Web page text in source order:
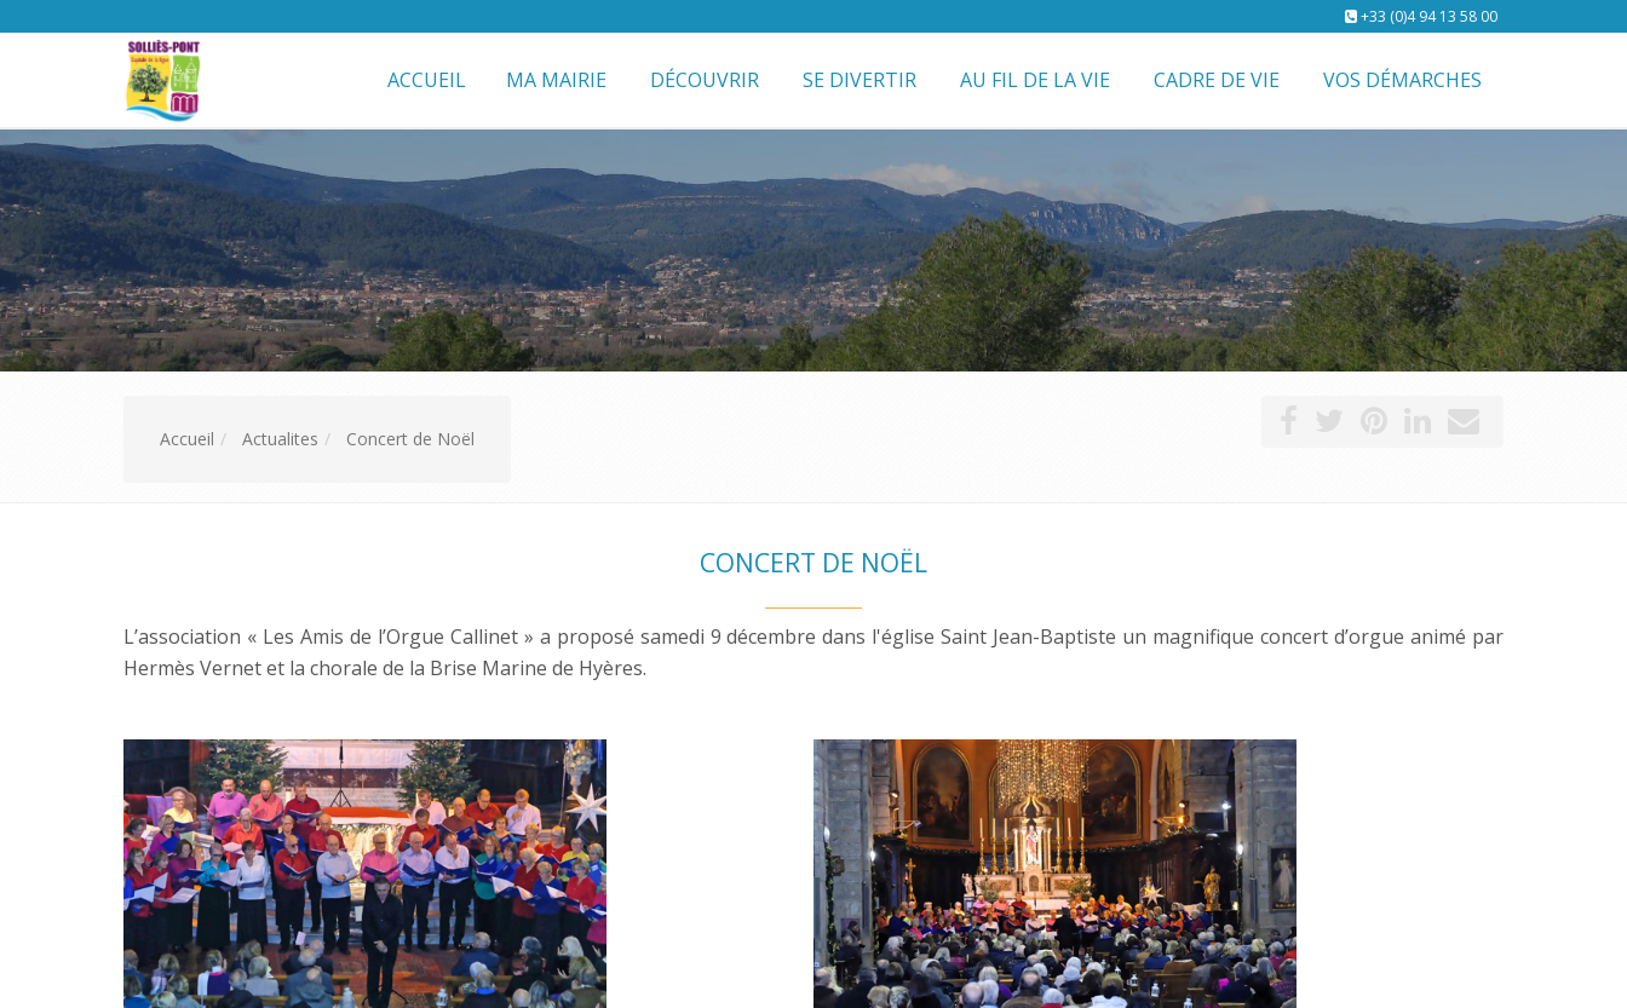
+33 (0)4 94 13 58 00
ACCUEIL MA MAIRIE DÉCOUVRIR SE DIVERTIR AU FIL DE LA VIE CADRE DE VIE VOS DÉMARCHES
Accueil Actualites Concert de Noël
CONCERT DE NOËL
L’association « Les Amis de l’Orgue Callinet » a proposé samedi 9 décembre dans l'église Saint Jean-Baptiste un magnifique concert d’orgue animé par
Hermès Vernet et la chorale de la Brise Marine de Hyères.